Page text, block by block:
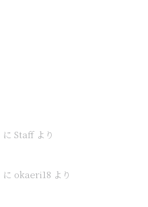
に Staffより
に okaeri18 より